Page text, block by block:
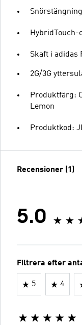
Snörstängning
Skaft i adidas
2G/3G
Produktfärg:
Lemon
Produktkod:
Recensioner (1)
5.0
Filtrera efter
5 4